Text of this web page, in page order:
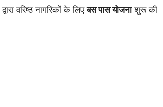
द्वारा वरिष्ठ नागरिकों के लिएबस पास योजनाशुरू की